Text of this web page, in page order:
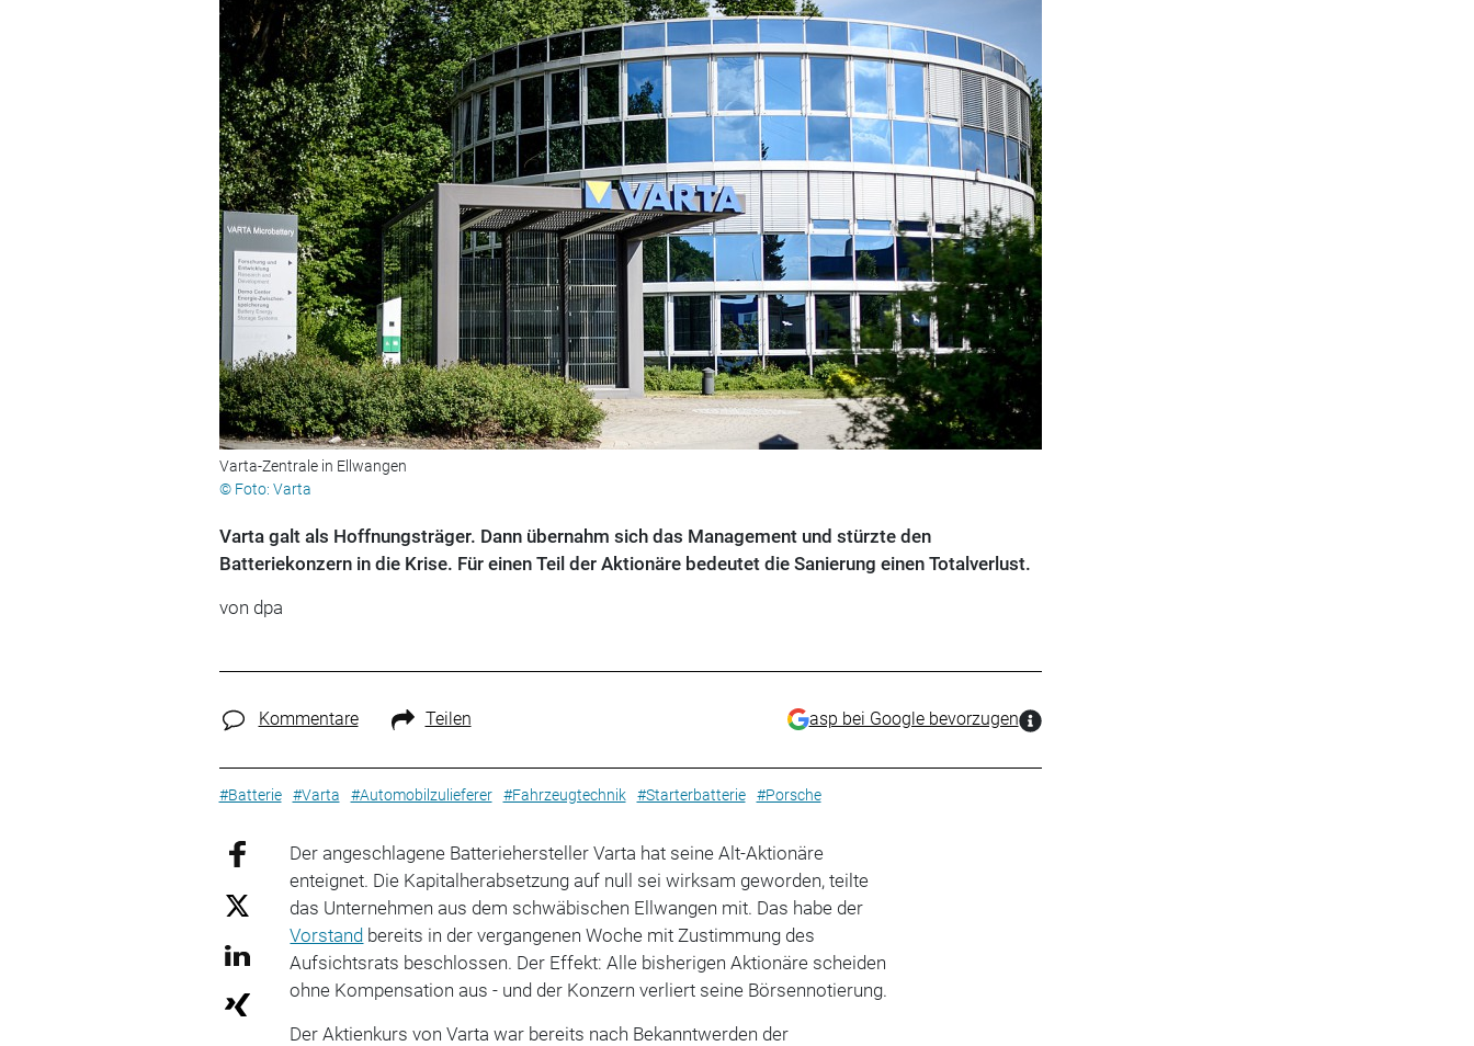
Varta-Zentrale in Ellwangen
© Foto: Varta
Varta galt als Hoffnungsträger. Dann übernahm sich das Management und stürzte den
Batteriekonzern in die Krise. Für einen Teil der Aktionäre bedeutet die Sanierung einen Totalverlust.
von dpa
Kommentare Teilen asp bei Google bevorzugen
#Batterie #Varta #Automobilzulieferer #Fahrzeugtechnik #Starterbatterie #Porsche
Der angeschlagene Batteriehersteller Varta hat seine Alt-Aktionäre
enteignet. Die Kapitalherabsetzung auf null sei wirksam geworden, teilte
das Unternehmen aus dem schwäbischen Ellwangen mit. Das habe der
Vorstand bereits in der vergangenen Woche mit Zustimmung des
Aufsichtsrats beschlossen. Der Effekt: Alle bisherigen Aktionäre scheiden
ohne Kompensation aus - und der Konzern verliert seine Börsennotierung.
Der Aktienkurs von Varta war bereits nach Bekanntwerden der